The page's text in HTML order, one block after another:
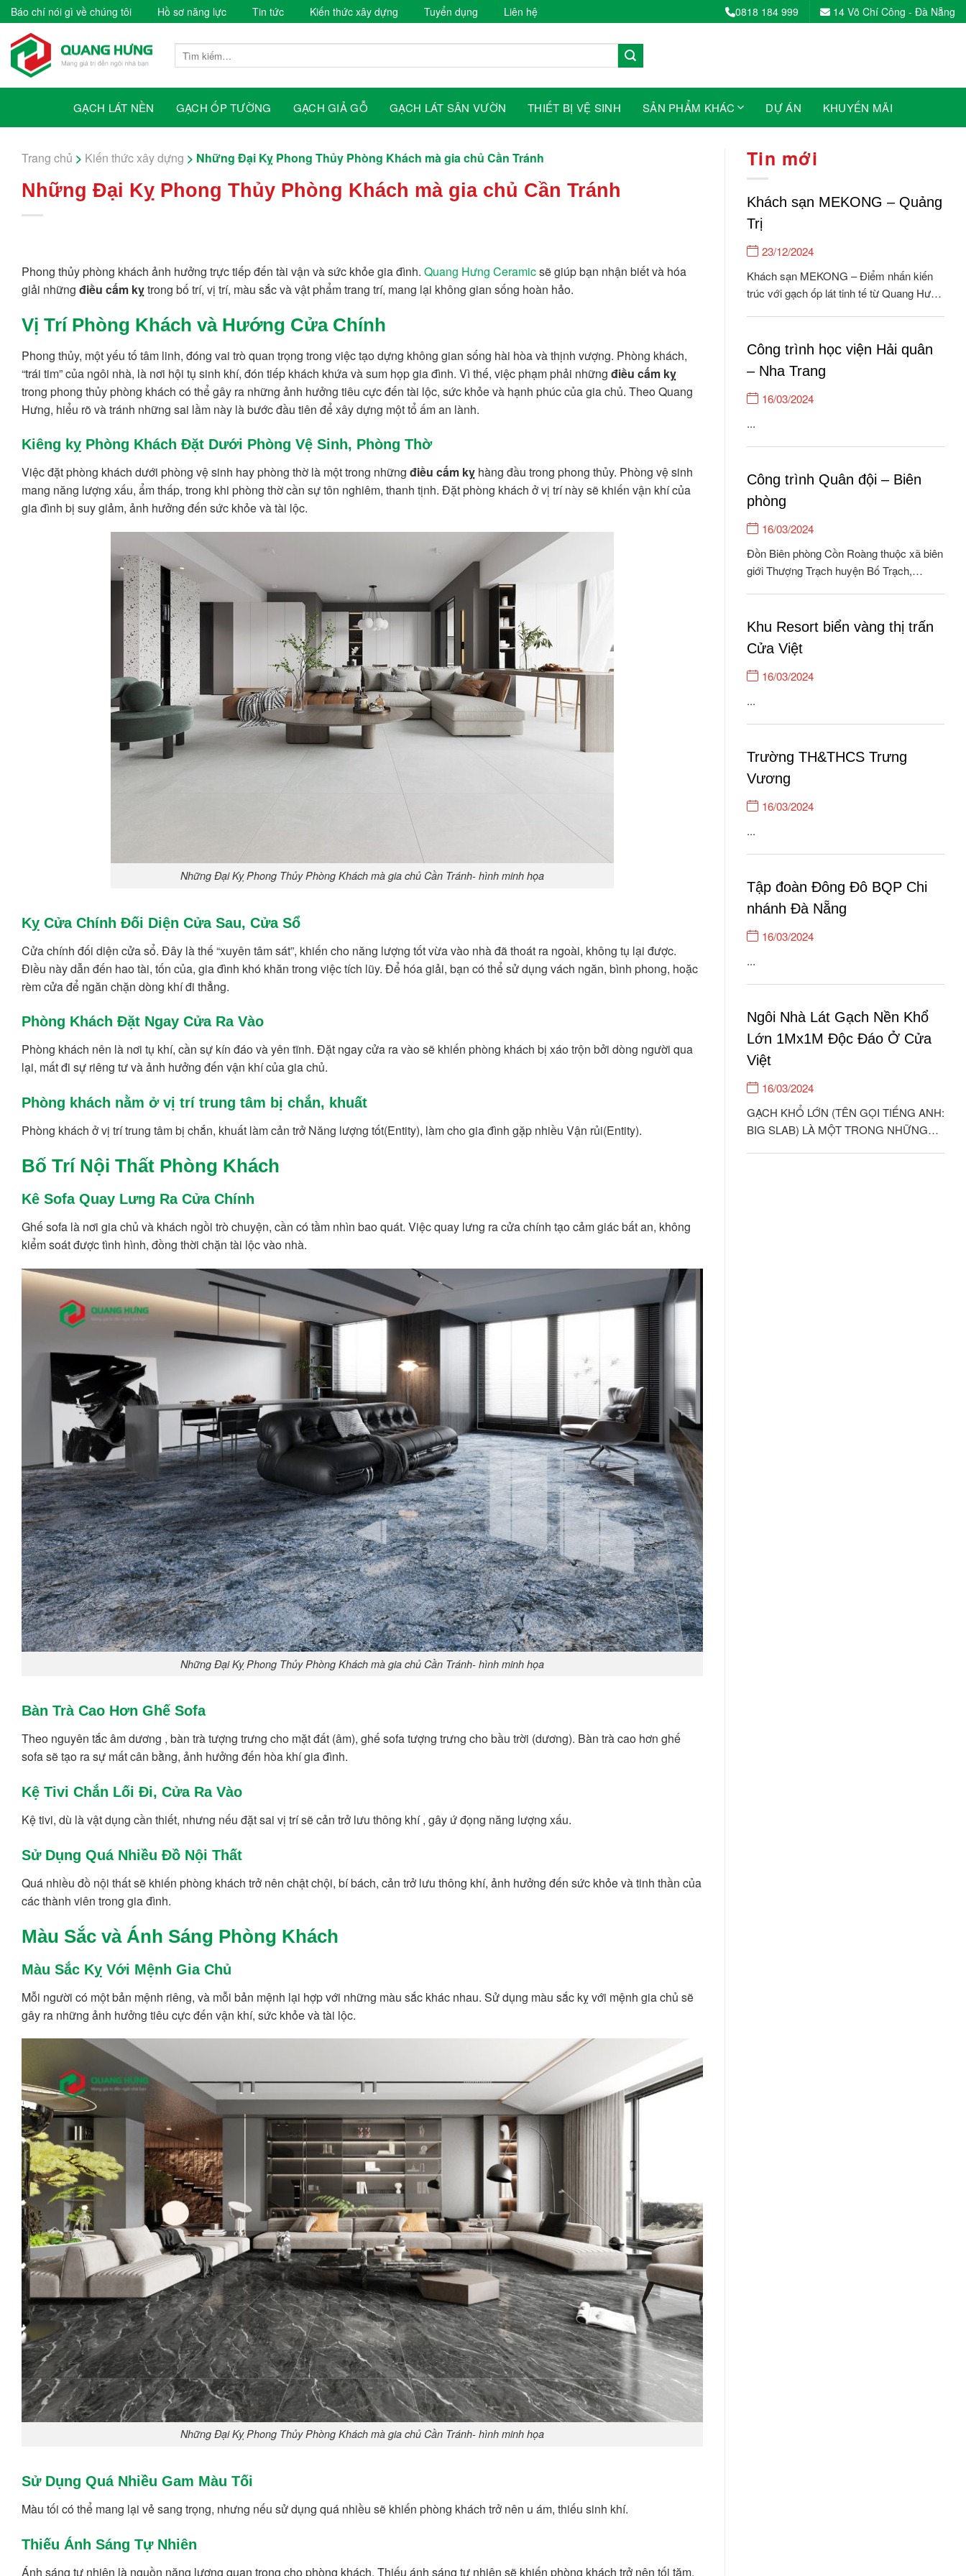
Skip
to
content
Báo chí nói gì về chúng tôi Hồ sơ năng lực Tin tức Kiến thức xây dựng Tuyển dụng Liên hệ 0818 184 999 14 Võ Chí Công - Đà Nẵng
kiếm:
GẠCH LÁT NỀN GẠCH ỐP TƯỜNG GẠCH GIẢ GỖ GẠCH LÁT SÂN VƯỜN THIẾT BỊ VỆ SINH SẢN PHẨM KHÁC DỰ ÁN KHUYẾN MÃI
Trang chủ > Kiến thức xây dựng > Những Đại Kỵ Phong Thủy Phòng Khách mà gia chủ Cần Tránh
Những Đại Kỵ Phong Thủy Phòng Khách mà gia chủ Cần Tránh
Phong thủy phòng khách ảnh hưởng trực tiếp đến tài vận và sức khỏe gia đình. Quang Hưng Ceramicsẽ giúp bạn nhận biết và hóa
giải những điều cấm kỵtrong bố trí, vị trí, màu sắc và vật phẩm trang trí, mang lại không gian sống hoàn hảo.
Vị Trí Phòng Khách và Hướng Cửa Chính
Phong thủy, một yếu tố tâm linh, đóng vai trò quan trọng trong việc tạo dựng không gian sống hài hòa và thịnh vượng. Phòng khách,
“trái tim” của ngôi nhà, là nơi hội tụ sinh khí, đón tiếp khách khứa và sum họp gia đình. Vì thế, việc phạm phải những điều cấm kỵ
trong phong thủy phòng khách có thể gây ra những ảnh hưởng tiêu cực đến tài lộc, sức khỏe và hạnh phúc của gia chủ. Theo Quang
Hưng, hiểu rõ và tránh những sai lầm này là bước đầu tiên để xây dựng một tổ ấm an lành.
Kiêng kỵ Phòng Khách Đặt Dưới Phòng Vệ Sinh, Phòng Thờ
Việc đặt phòng khách dưới phòng vệ sinh hay phòng thờ là một trong những điều cấm kỵ hàng đầu trong phong thủy. Phòng vệ sinh
mang năng lượng xấu, ẩm thấp, trong khi phòng thờ cần sự tôn nghiêm, thanh tịnh. Đặt phòng khách ở vị trí này sẽ khiến vận khí của
gia đình bị suy giảm, ảnh hưởng đến sức khỏe và tài lộc.
Những Đại Kỵ Phong Thủy Phòng Khách mà gia chủ Cần Tránh- hình minh họa
Kỵ Cửa Chính Đối Diện Cửa Sau, Cửa Sổ
Cửa chính đối diện cửa sổ. Đây là thế “xuyên tâm sát”, khiến cho năng lượng tốt vừa vào nhà đã thoát ra ngoài, không tụ lại được.
Điều này dẫn đến hao tài, tốn của, gia đình khó khăn trong việc tích lũy. Để hóa giải, bạn có thể sử dụng vách ngăn, bình phong, hoặc
rèm cửa để ngăn chặn dòng khí đi thẳng.
Phòng Khách Đặt Ngay Cửa Ra Vào
Phòng khách nên là nơi tụ khí, cần sự kín đáo và yên tĩnh. Đặt ngay cửa ra vào sẽ khiến phòng khách bị xáo trộn bởi dòng người qua
lại, mất đi sự riêng tư và ảnh hưởng đến vận khí của gia chủ.
Phòng khách nằm ở vị trí trung tâm bị chắn, khuất
Phòng khách ở vị trí trung tâm bị chắn, khuất làm cản trở Năng lượng tốt(Entity), làm cho gia đình gặp nhiều Vận rủi(Entity).
Bố Trí Nội Thất Phòng Khách
Kê Sofa Quay Lưng Ra Cửa Chính
Ghế sofa là nơi gia chủ và khách ngồi trò chuyện, cần có tầm nhìn bao quát. Việc quay lưng ra cửa chính tạo cảm giác bất an, không
kiểm soát được tình hình, đồng thời chặn tài lộc vào nhà.
Những Đại Kỵ Phong Thủy Phòng Khách mà gia chủ Cần Tránh- hình minh họa
Bàn Trà Cao Hơn Ghế Sofa
Theo nguyên tắc âm dương , bàn trà tượng trưng cho mặt đất (âm), ghế sofa tượng trưng cho bầu trời (dương). Bàn trà cao hơn ghế
sofa sẽ tạo ra sự mất cân bằng, ảnh hưởng đến hòa khí gia đình.
Kệ Tivi Chắn Lối Đi, Cửa Ra Vào
Kệ tivi, dù là vật dụng cần thiết, nhưng nếu đặt sai vị trí sẽ cản trở lưu thông khí , gây ứ đọng năng lượng xấu.
Sử Dụng Quá Nhiều Đồ Nội Thất
Quá nhiều đồ nội thất sẽ khiến phòng khách trở nên chật chội, bí bách, cản trở lưu thông khí, ảnh hưởng đến sức khỏe và tinh thần của
các thành viên trong gia đình.
Màu Sắc và Ánh Sáng Phòng Khách
Màu Sắc Kỵ Với Mệnh Gia Chủ
Mỗi người có một bản mệnh riêng, và mỗi bản mệnh lại hợp với những màu sắc khác nhau. Sử dụng màu sắc kỵ với mệnh gia chủ sẽ
gây ra những ảnh hưởng tiêu cực đến vận khí, sức khỏe và tài lộc.
Những Đại Kỵ Phong Thủy Phòng Khách mà gia chủ Cần Tránh- hình minh họa
Sử Dụng Quá Nhiều Gam Màu Tối
Màu tối có thể mang lại vẻ sang trọng, nhưng nếu sử dụng quá nhiều sẽ khiến phòng khách trở nên u ám, thiếu sinh khí.
Thiếu Ánh Sáng Tự Nhiên
Ánh sáng tự nhiên là nguồn năng lượng quan trọng cho phòng khách. Thiếu ánh sáng tự nhiên sẽ khiến phòng khách trở nên tối tăm,
Tin mới
Khách sạn MEKONG – Quảng
Trị
23/12/2024
Khách sạn MEKONG – Điểm nhấn kiến
trúc với gạch ốp lát tinh tế từ Quang Hưng
Quang Hưng tự hào là đơn vị cung cấp
gạch ốp lát & Thiết bị vệ...
Công trình học viện Hải quân
– Nha Trang
16/03/2024
...
Công trình Quân đội – Biên
phòng
16/03/2024
Đồn Biên phòng Cồn Roàng thuộc xã biên
giới Thượng Trạch huyện Bố Trạch,
cột móc, 08 bản/262 hộ/1118 khẩu xã
Thượng Trạch và quản lý 01 xã nội địa
Tân...
Khu Resort biển vàng thị trấn
Cửa Việt
16/03/2024
...
Trường TH&THCS Trưng
Vương
16/03/2024
...
Tập đoàn Đông Đô BQP Chi
nhánh Đà Nẵng
16/03/2024
...
Ngôi Nhà Lát Gạch Nền Khổ
Lớn 1Mx1M Độc Đáo Ở Cửa
Việt
16/03/2024
GẠCH KHỔ LỚN (TÊN GỌI TIẾNG ANH:
BIG SLAB) LÀ MỘT TRONG NHỮNG